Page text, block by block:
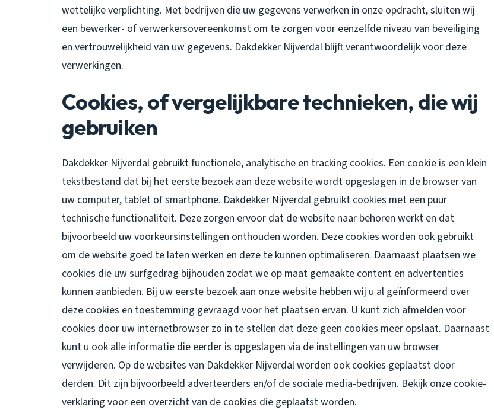
wettelijke verplichting. Met bedrijven die uw gegevens verwerken in onze opdracht, sluiten wij
een bewerker- of verwerkersovereenkomst om te zorgen voor eenzelfde niveau van beveiliging
en vertrouwelijkheid van uw gegevens. Dakdekker Nijverdal blijft verantwoordelijk voor deze
verwerkingen.
Cookies, of vergelijkbare technieken, die wij
gebruiken
Dakdekker Nijverdal gebruikt functionele, analytische en tracking cookies. Een cookie is een klein
tekstbestand dat bij het eerste bezoek aan deze website wordt opgeslagen in de browser van
uw computer, tablet of smartphone. Dakdekker Nijverdal gebruikt cookies met een puur
technische functionaliteit. Deze zorgen ervoor dat de website naar behoren werkt en dat
bijvoorbeeld uw voorkeursinstellingen onthouden worden. Deze cookies worden ook gebruikt
om de website goed te laten werken en deze te kunnen optimaliseren. Daarnaast plaatsen we
cookies die uw surfgedrag bijhouden zodat we op maat gemaakte content en advertenties
kunnen aanbieden. Bij uw eerste bezoek aan onze website hebben wij u al geïnformeerd over
deze cookies en toestemming gevraagd voor het plaatsen ervan. U kunt zich afmelden voor
cookies door uw internetbrowser zo in te stellen dat deze geen cookies meer opslaat. Daarnaast
kunt u ook alle informatie die eerder is opgeslagen via de instellingen van uw browser
verwijderen. Op de websites van Dakdekker Nijverdal worden ook cookies geplaatst door
derden. Dit zijn bijvoorbeeld adverteerders en/of de sociale media-bedrijven. Bekijk onze cookie-
verklaring voor een overzicht van de cookies die geplaatst worden.